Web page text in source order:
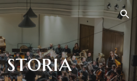
Skip to navigation
storia